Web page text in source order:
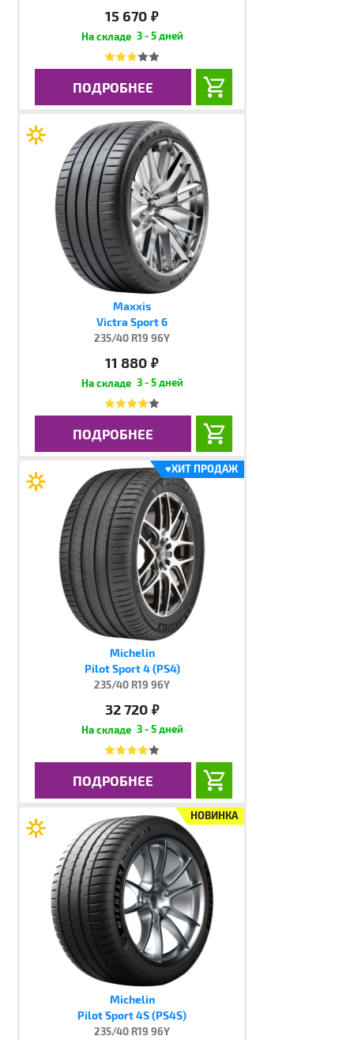
15 670 руб.
3 - 5 дней
ПОДРОБНЕЕ
Maxxis
Victra Sport 6
235/40 R19 96Y
11 880 руб.
3 - 5 дней
ПОДРОБНЕЕ
♥ХИТ ПРОДАЖ
Michelin
Pilot Sport 4 (PS4)
235/40 R19 96Y
32 720 руб.
3 - 5 дней
ПОДРОБНЕЕ
НОВИНКА
Michelin
Pilot Sport 4S (PS4S)
235/40 R19 96Y